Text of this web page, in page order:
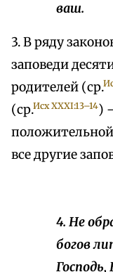
ваш.
3. В ряду
заповеди
родителей (ср.
(ср.Исх XXXI:13–14)
все другие
4. Не
богов
Господь,